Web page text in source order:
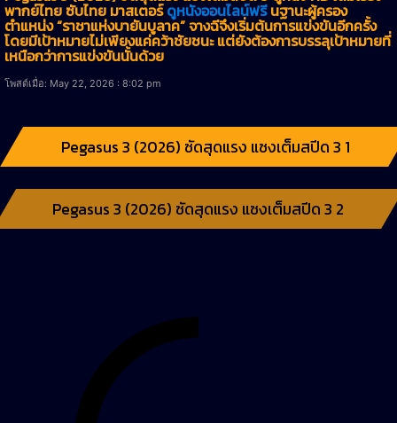
พากย์ไทย ซับไทย มาสเตอร์ดูหนังออนไลน์ฟรีนฐานะผู้ครอง
ตำแหน่ง “ราชาแห่งบายันบูลาค” จางฉีจึงเริ่มต้นการแข่งขันอีกครั้ง
โดยมีเป้าหมายไม่เพียงแค่คว้าชัยชนะ แต่ยังต้องการบรรลุเป้าหมายที่
เหนือกว่าการแข่งขันนั้นด้วย
โพสต์เมื่อ: May 22, 2026 : 8:02 pm
Pegasus 3 (2026) ซัดสุดแรง แซงเต็มสปีด 3 1
Pegasus 3 (2026) ซัดสุดแรง แซงเต็มสปีด 3 2